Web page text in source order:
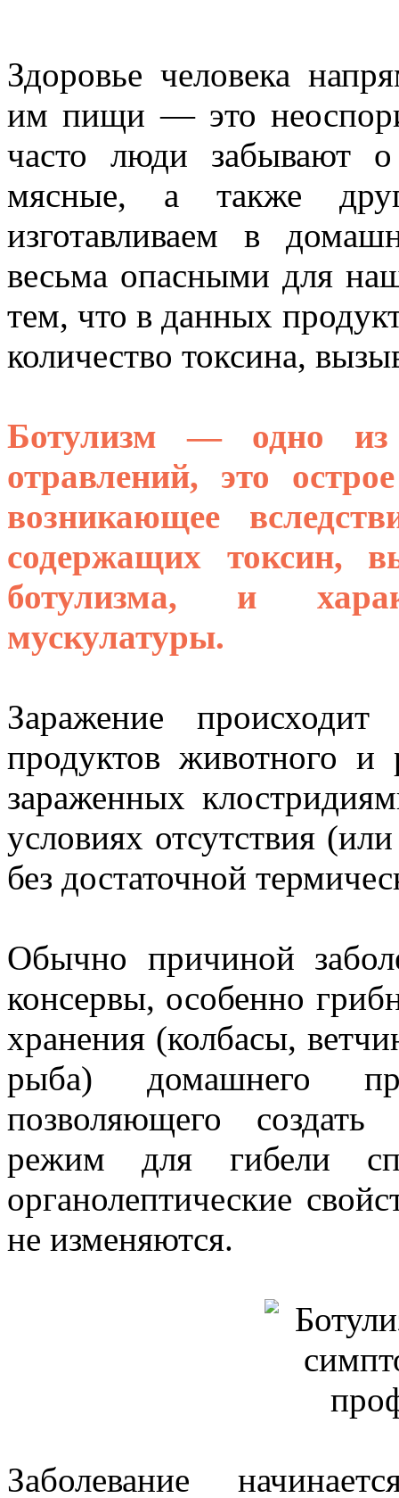
Здоровье человека
им пищи — это
часто люди забывают
мясные, а также
изготавливаем в
весьма опасными для
тем, что в данных
количество токсина,
Ботулизм — одно
отравлений, это
возникающее
содержащих токсин,
ботулизма, и
мускулатуры.
Заражение
продуктов животного и
зараженных
условиях отсутствия
без достаточной
Обычно причиной
консервы, особенно
хранения (колбасы,
рыба) домашнего
позволяющего
режим для гибели
органолептические
не изменяются.
Заболевание